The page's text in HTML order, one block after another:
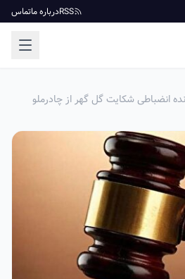
RSSدرباره ماتماس
انضباطی شکایت گل گهر از چادرملو